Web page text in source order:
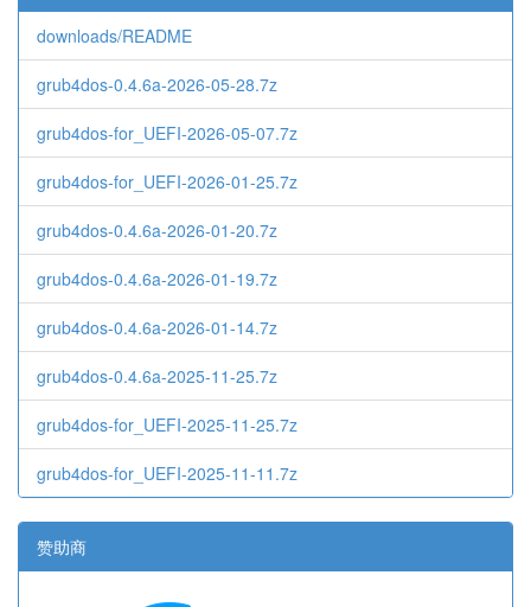
downloads/README
grub4dos-0.4.6a-2026-05-28.7z
grub4dos-for_UEFI-2026-05-07.7z
grub4dos-for_UEFI-2026-01-25.7z
grub4dos-0.4.6a-2026-01-20.7z
grub4dos-0.4.6a-2026-01-19.7z
grub4dos-0.4.6a-2026-01-14.7z
grub4dos-0.4.6a-2025-11-25.7z
grub4dos-for_UEFI-2025-11-25.7z
grub4dos-for_UEFI-2025-11-11.7z
赞助商